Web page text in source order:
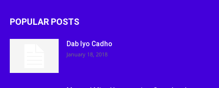
POPULAR POSTS
Dab Iyo Cadho
January 18, 2018